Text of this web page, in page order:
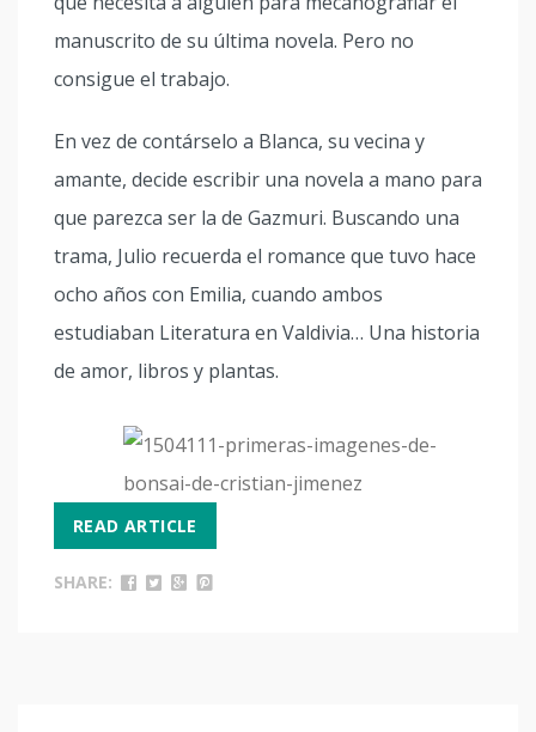
manuscrito de su última novela. Pero no
consigue el trabajo.
En vez de contárselo a Blanca, su vecina y
amante, decide escribir una novela a mano para
que parezca ser la de Gazmuri. Buscando una
trama, Julio recuerda el romance que tuvo hace
ocho años con Emilia, cuando ambos
estudiaban Literatura en Valdivia… Una historia
de amor, libros y plantas.
READ ARTICLE
SHARE: